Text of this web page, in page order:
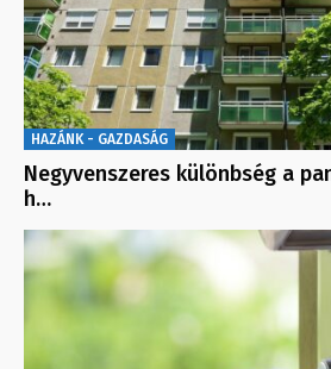
HAZÁNK - GAZDASÁG
Negyvenszeres különbség a
h…